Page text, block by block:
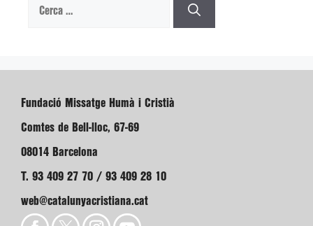
Cerca:
Fundació Missatge Humà i Cristià
Comtes de Bell-lloc, 67-69
08014 Barcelona
T. 93 409 27 70 / 93 409 28 10
web@catalunyacristiana.cat